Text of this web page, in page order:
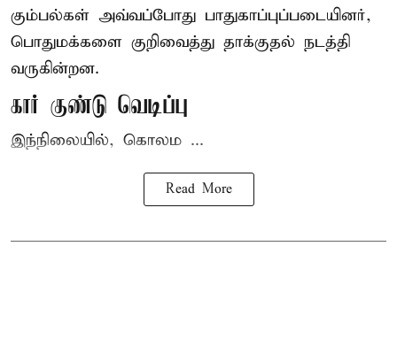
கும்பல்கள் அவ்வப்போது பாதுகாப்புப்படையினர்,
பொதுமக்களை குறிவைத்து தாக்குதல் நடத்தி
வருகின்றன.
கார் குண்டு வெடிப்பு
இந்நிலையில், கொலம ...
Read More